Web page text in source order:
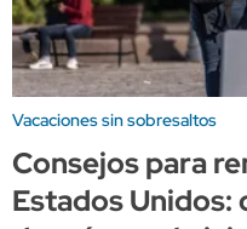
Vacaciones sin sobresaltos
Consejos para
Estados Unidos: